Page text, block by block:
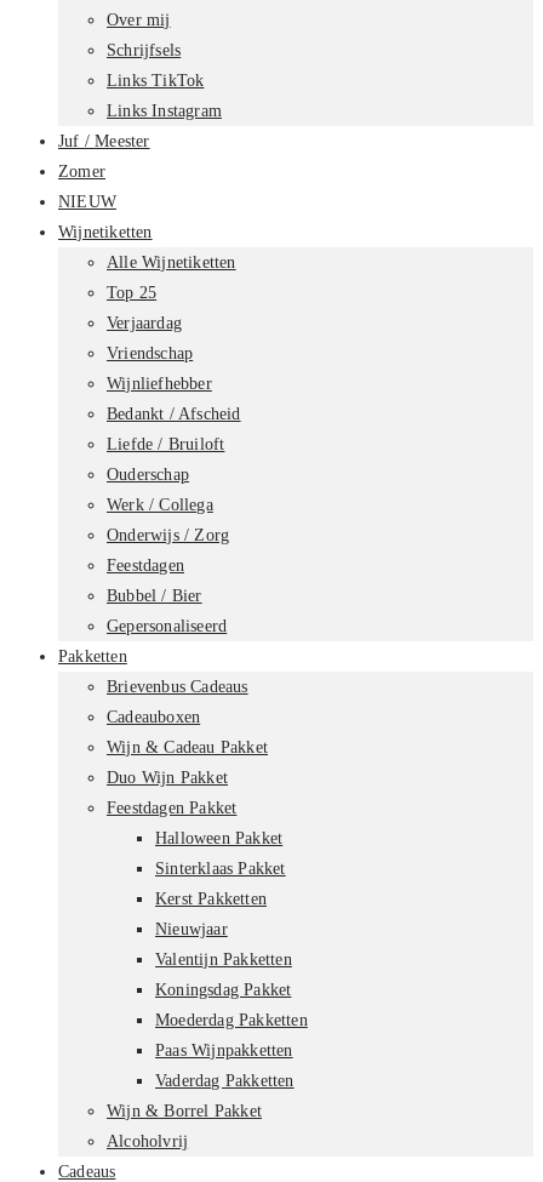
Over mij
Schrijfsels
Links TikTok
Links Instagram
Juf / Meester
Zomer
NIEUW
Wijnetiketten
Alle Wijnetiketten
Top 25
Verjaardag
Vriendschap
Wijnliefhebber
Bedankt / Afscheid
Liefde / Bruiloft
Ouderschap
Werk / Collega
Onderwijs / Zorg
Feestdagen
Bubbel / Bier
Gepersonaliseerd
Pakketten
Brievenbus Cadeaus
Cadeauboxen
Wijn & Cadeau Pakket
Duo Wijn Pakket
Feestdagen Pakket
Halloween Pakket
Sinterklaas Pakket
Kerst Pakketten
Nieuwjaar
Valentijn Pakketten
Koningsdag Pakket
Moederdag Pakketten
Paas Wijnpakketten
Vaderdag Pakketten
Wijn & Borrel Pakket
Alcoholvrij
Cadeaus